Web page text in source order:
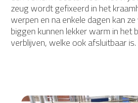
zeug wordt gefixeerd in het
werpen en na enkele dagen kan
biggen kunnen lekker warm in het
verblijven, welke ook afsluitbaar is.